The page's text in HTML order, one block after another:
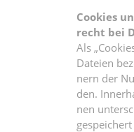
Coo­kies
recht bei
Als
Datei­en
nern der
den.
nen